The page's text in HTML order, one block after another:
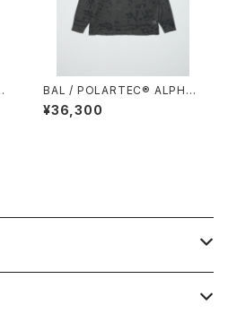
BAL / POLARTEC®︎ ALPHA
DIRECT PATTERN SWEATE
R
¥36,300